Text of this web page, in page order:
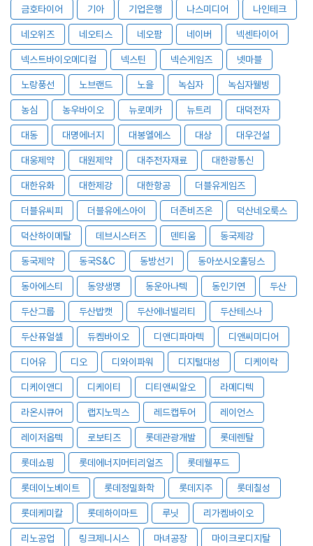
금호타이어 기아 기업은행 나스미디어 나인테크
네오위즈 네오티스 네오팜 네이버 넥센타이어
넥스트바이오메디컬 넥스틴 넥슨게임즈 넷마블
노랑풍선 노브랜드 노을 녹십자 녹십자웰빙
농심 농우바이오 뉴로메카 뉴트리 대덕전자
대동 대명에너지 대봉엘에스 대상 대우건설
대웅제약 대원제약 대주전자재료 대한광통신
대한유화 대한제강 대한항공 더블유게임즈
더블유씨피 더블유에스아이 더존비즈온 덕산네오룩스
덕산하이메탈 데브시스터즈 덴티움 동국제강
동국제약 동국S&C 동방선기 동아쏘시오홀딩스
동아에스티 동양생명 동운아나텍 동인기연 두산
두산그룹 두산밥캣 두산에너빌리티 두산테스나
두산퓨얼셀 듀켐바이오 디앤디파마텍 디앤씨미디어
디어유 디오 디와이파워 디지털대성 디케이락
디케이앤디 디케이티 디티앤씨알오 라메디텍
라온시큐어 랩지노믹스 레드캡투어 레이언스
레이저옵텍 로보티즈 롯데관광개발 롯데렌탈
롯데쇼핑 롯데에너지머티리얼즈 롯데웰푸드
롯데이노베이트 롯데정밀화학 롯데지주 롯데칠성
롯데케미칼 롯데하이마트 루닛 리가켐바이오
리노공업 링크제니시스 마녀공장 마이크로디지탈